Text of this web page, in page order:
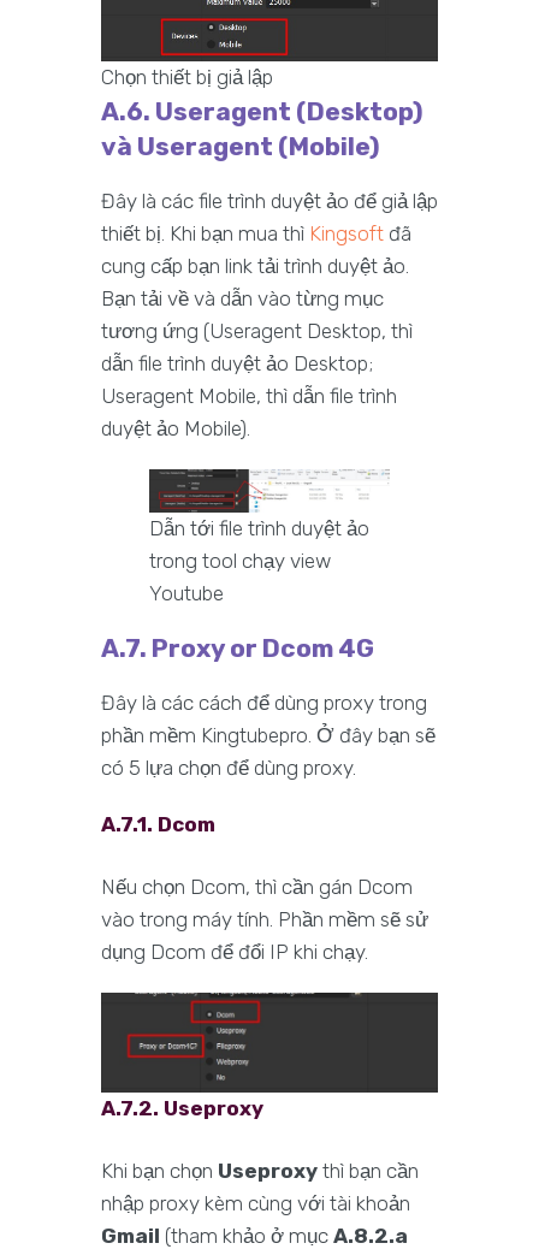
Chọn thiết bị giả lập
A.6. Useragent (Desktop)
và Useragent (Mobile)
Đây là các file trình duyệt ảo để giả lập
thiết bị. Khi bạn mua thì Kingsoft đã
cung cấp bạn link tải trình duyệt ảo.
Bạn tải về và dẫn vào từng mục
tương ứng (Useragent Desktop, thì
dẫn file trình duyệt ảo Desktop;
Useragent Mobile, thì dẫn file trình
duyệt ảo Mobile).
Dẫn tới file trình duyệt ảo
trong tool chạy view
Youtube
A.7. Proxy or Dcom 4G
Đây là các cách để dùng proxy trong
phần mềm Kingtubepro. Ở đây bạn sẽ
có 5 lựa chọn để dùng proxy.
A.7.1. Dcom
Nếu chọn Dcom, thì cần gán Dcom
vào trong máy tính. Phần mềm sẽ sử
dụng Dcom để đổi IP khi chạy.
A.7.2. Useproxy
Khi bạn chọn Useproxy thì bạn cần
nhập proxy kèm cùng với tài khoản
Gmail (tham khảo ở mục A.8.2.a